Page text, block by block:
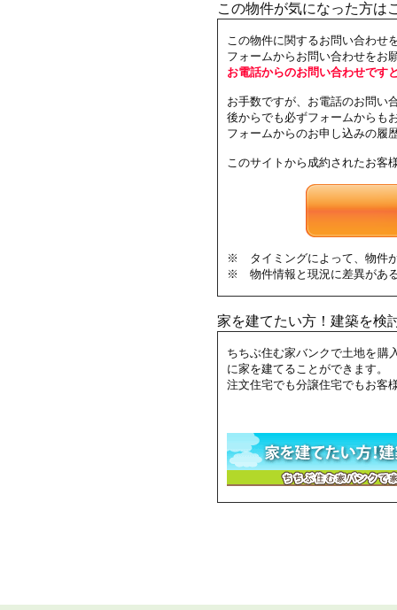
この物件が気になった方は
この物件に関するお問い合わせ
フォームからお問い合わせをお
お電話からのお問い合わせです
お手数ですが、お電話のお問い
後からでも必ずフォームからも
フォームからのお申し込みの履
このサイトから成約されたお
※ タイミングによって、物件
※ 物件情報と現況に差異があ
家を建てたい方！建築を検
ちちぶ住む家バンクで土地を購
に家を建てることができます。
注文住宅でも分譲住宅でもお客